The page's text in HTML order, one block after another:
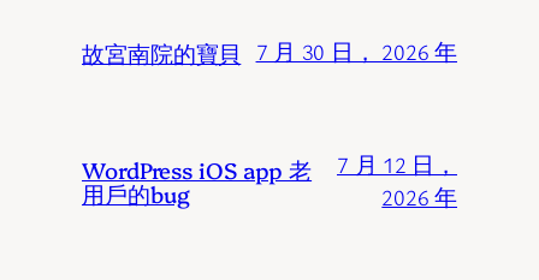
故宮南院的寶貝 7 月 30 日， 2026 年
WordPress iOS app 老
用戶的bug
7 月 12 日，
2026 年